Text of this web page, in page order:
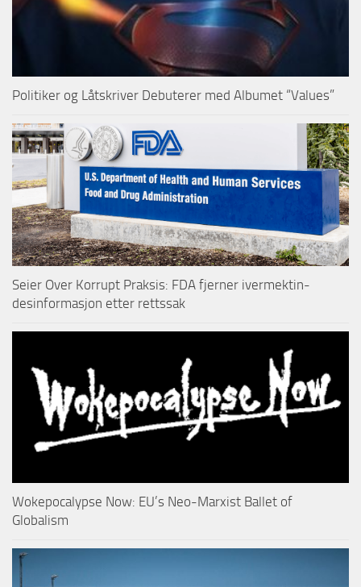
Politiker og Låtskriver Debuterer med Albumet “Values”
Seier Over Korrupt Praksis: FDA fjerner ivermektin-
desinformasjon etter rettssak
Wokepocalypse Now: EU’s Neo-Marxist Ballet of
Globalism